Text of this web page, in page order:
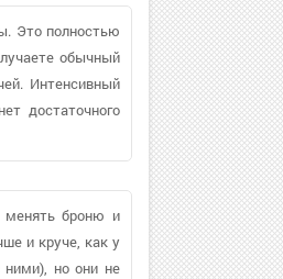
Это полностью
обычный
Интенсивный
достаточного
менять броню и
и круче, как у
ними), но они не